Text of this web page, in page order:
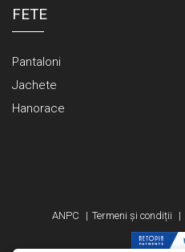
FETE
Pantaloni
Jachete
Hanorace
ANPC Termeni și condiții